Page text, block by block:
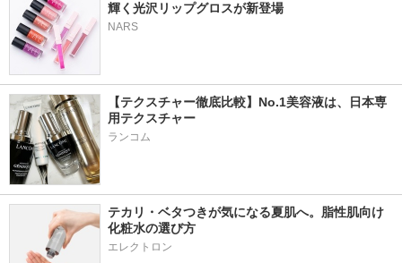
輝く光沢リップグロスが新登場
【テクスチャー徹底比較】No.1美容液は、日本専
用テクスチャー
ランコム
テカリ・ベタつきが気になる夏肌へ。脂性肌向け
化粧水の選び方
エレクトロン